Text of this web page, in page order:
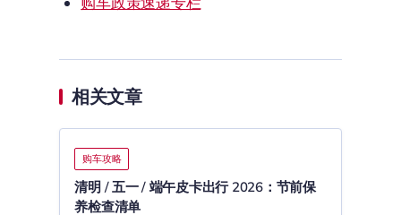
相关文章
购车攻略
清明 / 五一 / 端午皮卡出行 2026：节前保
养检查清单